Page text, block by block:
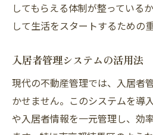
不動産管理で理想の住環境
長期的視野での物件選
エコフレンドリーな住
管理サービスの選定基準
地域活動への参加によ
してもらえる体制が整っている
して生活をスタートするための
入居者管理システムの活用法
現代の不動産管理では、入居者
かせません。このシステムを導
や入居者情報を一元管理し、効